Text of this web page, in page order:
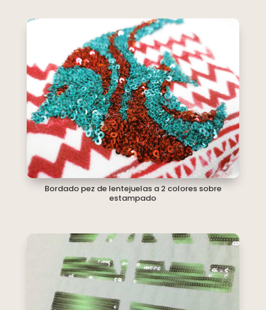
Bordado pez de lentejuelas a 2 colores sobre
estampado